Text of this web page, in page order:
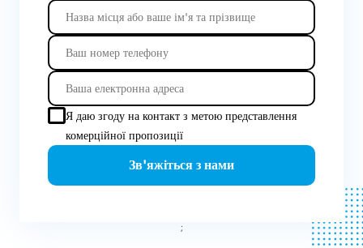
Я даю згоду на контакт з метою представлення
комерційної пропозиції
Зв'яжіться з нами
;